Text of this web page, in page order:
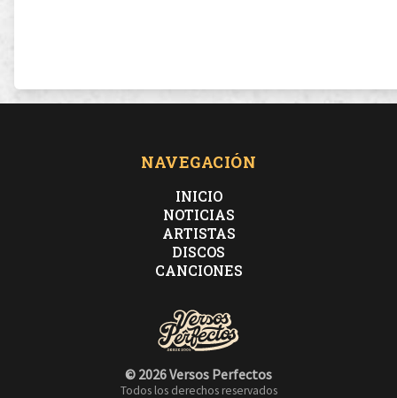
NAVEGACIÓN
INICIO
NOTICIAS
ARTISTAS
DISCOS
CANCIONES
© 2026 Versos Perfectos
Todos los derechos reservados